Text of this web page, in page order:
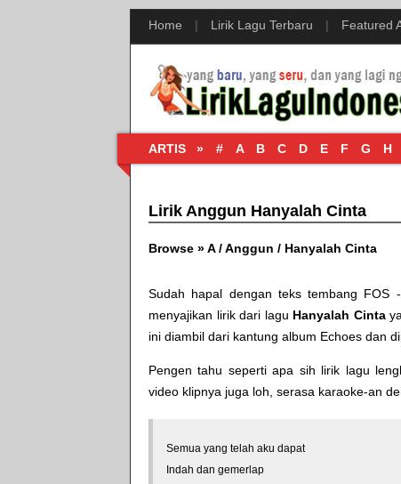
Home | Lirik Lagu Terbaru | Featured
ARTIS » # A B C D E F G H
Lirik Anggun Hanyalah Cinta
Browse »A/Anggun / Hanyalah Cinta
Sudah hapal dengan teks tembang FOS
menyajikan lirik dari lagu Hanyalah Cinta
ini diambil dari kantung album Echoes dan
Pengen tahu seperti apa sih lirik lagu
video klipnya juga loh, serasa karaoke-an
Semua yang telah aku dapat
Indah dan gemerlap